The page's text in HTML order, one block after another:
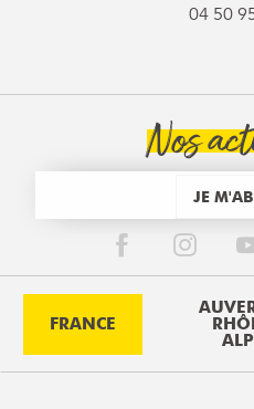
04 50
Nos
JE
FRANCE